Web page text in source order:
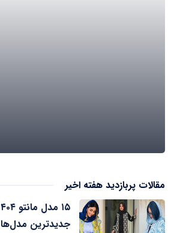
مقالات پربازدید هفته اخیر
جدیدترین مدل‌ها